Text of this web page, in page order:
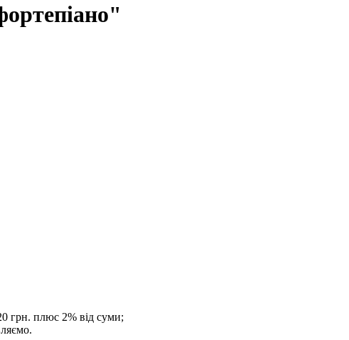
грн. плюс 2% від суми;